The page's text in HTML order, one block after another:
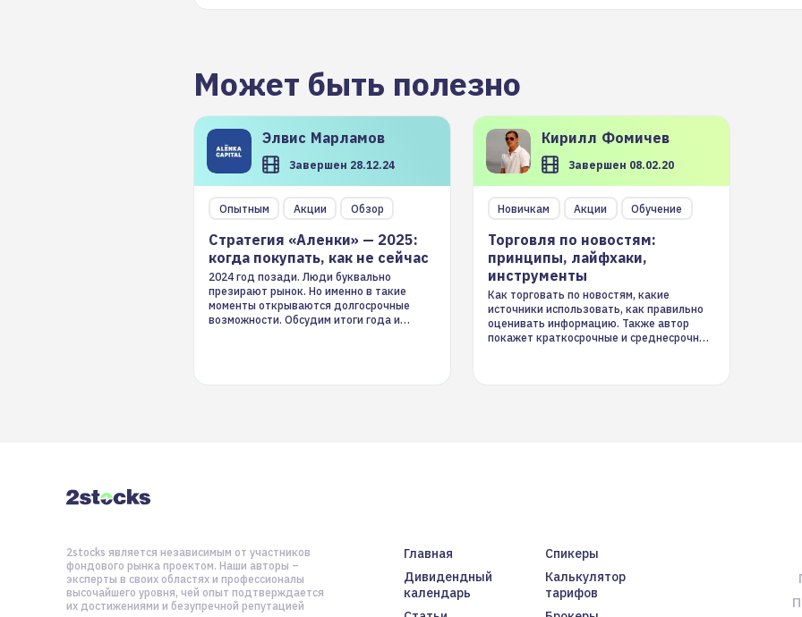
Может быть полезно
Элвис Марламов
Завершен 28.12.24
Опытным Акции Обзор
Стратегия «Аленки» — 2025:
когда покупать, как не сейчас
2024 год позади. Люди буквально
презирают рынок. Но именно в такие
моменты открываются долгосрочные
возможности. Обсудим итоги года и
Кирилл Фомичев
Завершен 08.02.20
Новичкам Акции Обучение
Торговля по новостям:
принципы, лайфхаки,
инструменты
Как торговать по новостям, какие
источники использовать, как правильно
оценивать информацию. Также автор
покажет краткосрочные и среднесрочные
Главная
Спикеры
Дивидендный
календарь
Калькулятор
тарифов
2stocks является независимым от участников
фондового рынка проектом. Наши авторы –
эксперты в своих областях и профессионалы
высочайшего уровня, чей опыт подтверждается
их достижениями и безупречной репутацией